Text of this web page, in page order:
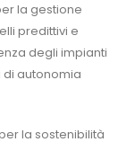
la gestione
predittivi e
degli impianti
autonomia
la sostenibilità